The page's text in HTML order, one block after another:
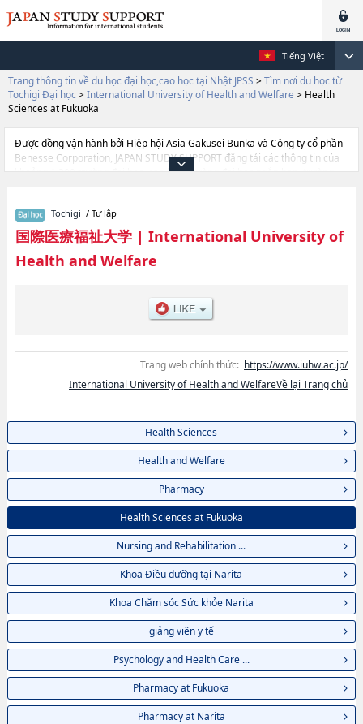
Tiếng Việt
Trang thông tin về du học đại học,cao học tại Nhật JPSS > Tìm nơi du học từ
Tochigi Đại học > International University of Health and Welfare > Health
Sciences at Fukuoka
Được đồng vận hành bởi Hiệp hội Asia Gakusei Bunka và Công ty cổ phần
Benesse Corporation, JAPAN STUDY SUPPORT đăng tải các thông tin của
khoảng 1.300 trường đại học, cao học, trường đại học ngắn hạn, trường
and Welfare, và thông tin cần thiết dành cho du học sinh, như là về các
Ngành Health ScienceshoặcNgành Health and WelfarehoặcNgành
PharmacyhoặcNgành Health Sciences at FukuokahoặcNgành Nursing and
Rehabilitation Science at OdawarahoặcNgành Khoa Điều dưỡng tại
AkasakahoặcNgành Pharmacy at FukuokahoặcNgành Pharmacy at Narita,
thông tin về từng ngành học, thông tin liên quan đến thi tuyển như số
Tochigi / Tư lập
国際医療福祉大学| International University of
Health and Welfare
Trang web chính thức: https://www.iuhw.ac.jp/
International University of Health and WelfareVề lại Trang chủ
Health Sciences
Health and Welfare
Pharmacy
Health Sciences at Fukuoka
Nursing and Rehabilitation ...
Khoa Điều dưỡng tại Narita
Khoa Chăm sóc Sức khỏe Narita
giảng viên y tế
Psychology and Health Care ...
Pharmacy at Fukuoka
Pharmacy at Narita